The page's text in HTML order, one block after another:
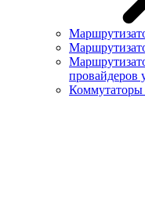
провайдеров
Коммутаторы